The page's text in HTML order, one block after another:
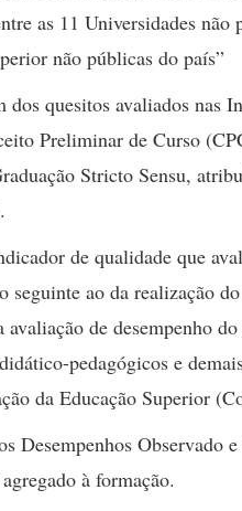
as 11 Universidades
não públicas do país”
quesitos avaliados nas
Preliminar de Curso
Stricto Sensu,
de qualidade que
seguinte ao da realização
avaliação de desempenho
pedagógicos e
da Educação Superior
Desempenhos
à formação.